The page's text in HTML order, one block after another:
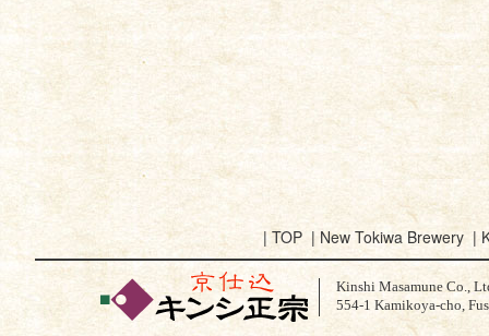
| TOP| New Tokiwa Brewery |
Kinshi Masamune Co.,
554-1 Kamikoya-cho,